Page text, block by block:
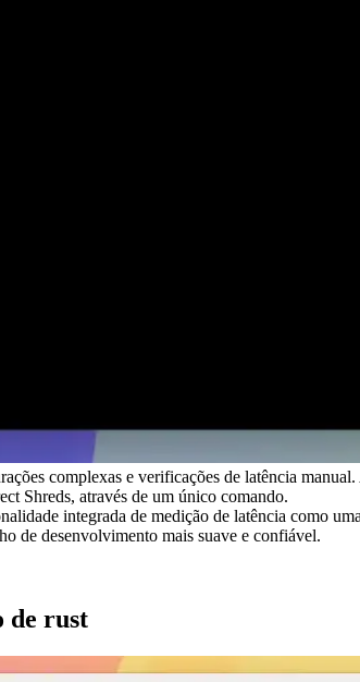
complexas e verificações de latência
Shreds, através de um único comando.
integrada de medição de latência como
de desenvolvimento mais suave e confiável.
de rust